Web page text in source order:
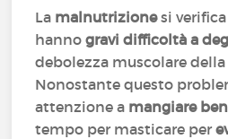
La malnutrizionesi
hannogravi difficoltà a
debolezza muscolare
Nonostante questo
attenzione a mangiare
tempo per masticare per